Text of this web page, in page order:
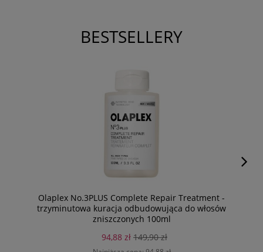
BESTSELLERY
Olaplex No.3PLUS Complete Repair Treatment -
trzyminutowa kuracja odbudowująca do włosów
zniszczonych 100ml
94,88 zł 149,90 zł